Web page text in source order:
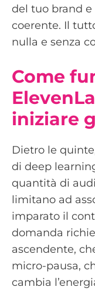
del tuo brand
coerente. Il
nulla e senza
Come
iniziare
Dietro le
di deep
quantità di
limitano ad
imparato il
domanda
ascendente,
micro-pausa,
cambia